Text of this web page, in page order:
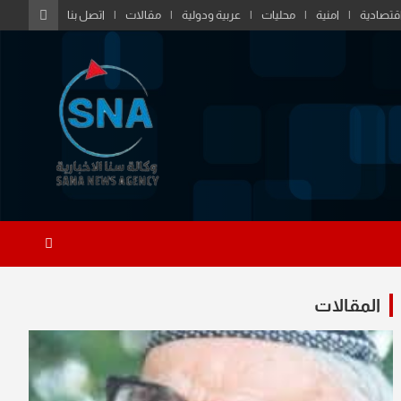
اقتصادية امنية محليات عربية ودولية مقالات اتصل بنا
المقالات